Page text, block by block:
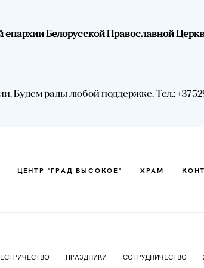
Белорусской Православной
Будем рады любой поддержке. Тел.:
ЦЕНТР "ГРАД ВЫСОКОЕ" ХРАМ
ПРАЗДНИКИ СОТРУДНИЧЕСТВО